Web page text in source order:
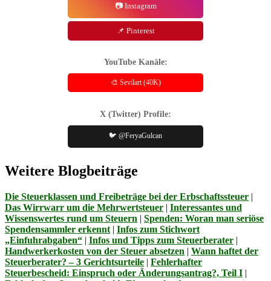
📷 Instagram
📌 Pinterest
YouTube Kanäle:
🎨 Sevilart (40K)
X (Twitter) Profile:
🐦 @FeryaGulcan
Weitere Blogbeiträge
Die Steuerklassen und Freibeträge bei der Erbschaftssteuer |
Das Wirrwarr um die Mehrwertsteuer | Interessantes und
Wissenswertes rund um Steuern | Spenden: Woran man seriöse
Spendensammler erkennt | Infos zum Stichwort
„Einfuhrabgaben“ | Infos und Tipps zum Steuerberater |
Handwerkerkosten von der Steuer absetzen | Wann haftet der
Steuerberater? – 3 Gerichtsurteile | Fehlerhafter
Steuerbescheid: Einspruch oder Änderungsantrag?, Teil I |